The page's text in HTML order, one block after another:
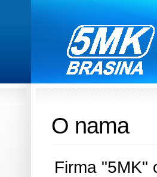
O nama
Firma "5MK"